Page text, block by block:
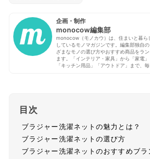
企画・制作
monocow編集部
monocow（モノカウ）は、住まいと暮ら
しているモノマガジンです。編集部独自
ざまなモノの選び方やおすすめ商品をラ
ます。「インテリア・家具」から「家電」
「キッチン用品」「アウトドア」まで、
目次
ブラジャー洗濯ネットの魅力とは？
ブラジャー洗濯ネットの選び方
ブラジャー洗濯ネットのおすすめブラ